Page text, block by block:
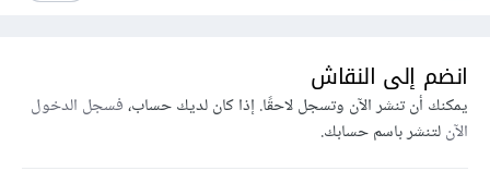
انضم إلى النقاش
يمكنك أن تنشر الآن وتسجل لاحقًا. إذا كان لديك حساب،فسجل الدخول
الآنلتنشر باسم حسابك.